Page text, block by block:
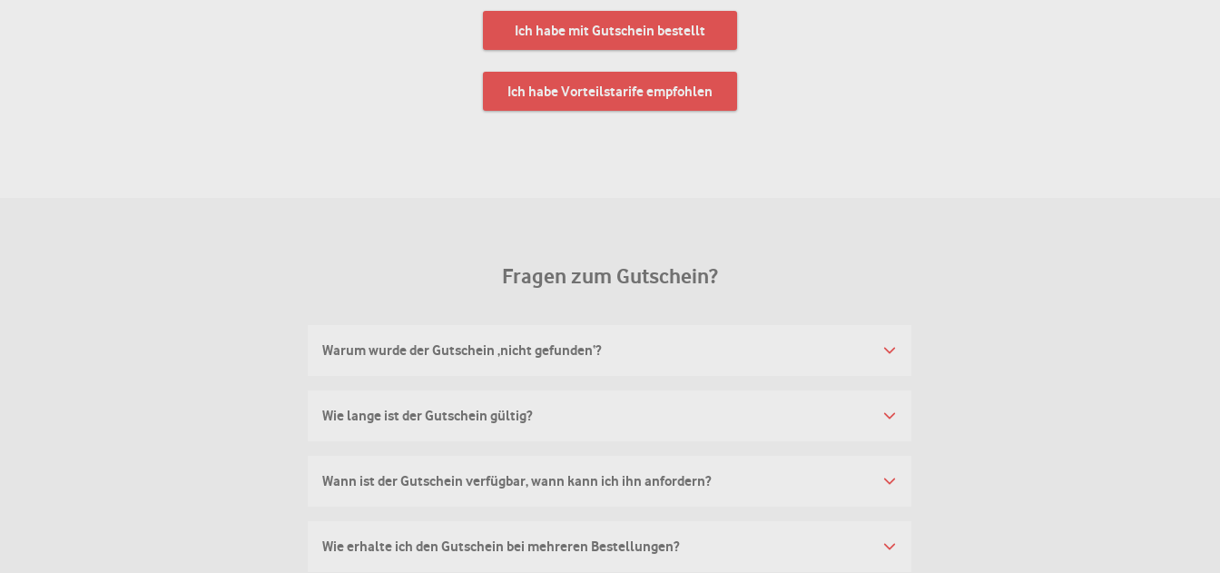
Ich habe mit Gutschein bestellt
Ich habe Vorteilstarife empfohlen
Fragen zum Gutschein?
Warum wurde der Gutschein ‚nicht gefunden‘?
Wie lange ist der Gutschein gültig?
Wann ist der Gutschein verfügbar, wann kann ich ihn anfordern?
Wie erhalte ich den Gutschein bei mehreren Bestellungen?